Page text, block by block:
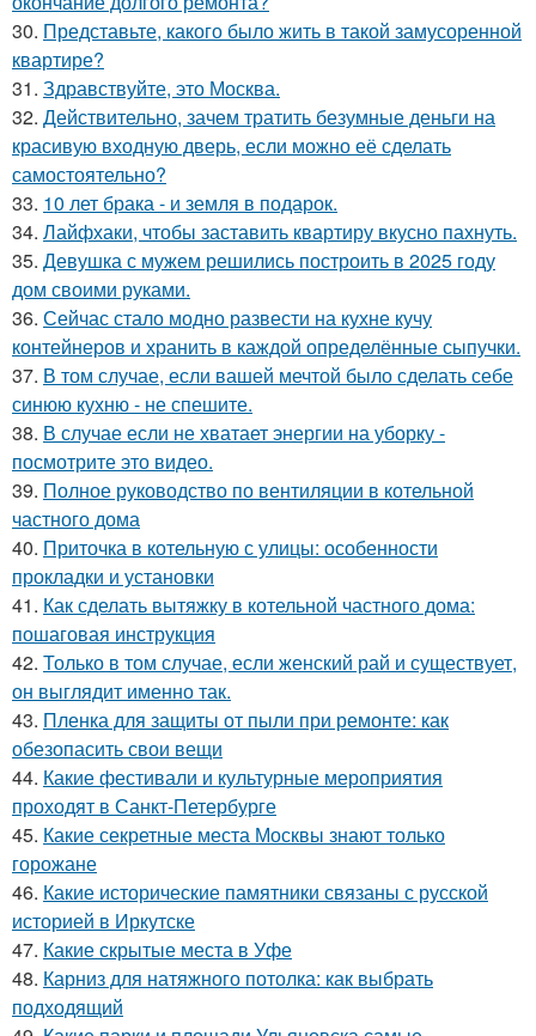
30. Представьте, какого было жить в такой замусоренной
квартире?
31. Здравствуйте, это Москва.
32. Действительно, зачем тратить безумные деньги на
красивую входную дверь, если можно её сделать
самостоятельно?
33. 10 лет брака - и земля в подарок.
34. Лайфхаки, чтобы заставить квартиру вкусно пахнуть.
35. Девушка с мужем решились построить в 2025 году
дом своими руками.
36. Сейчас стало модно развести на кухне кучу
контейнеров и хранить в каждой определённые сыпучки.
37. В том случае, если вашей мечтой было сделать себе
синюю кухню - не спешите.
38. В случае если не хватает энергии на уборку -
посмотрите это видео.
39. Полное руководство по вентиляции в котельной
частного дома
40. Приточка в котельную с улицы: особенности
прокладки и установки
41. Как сделать вытяжку в котельной частного дома:
пошаговая инструкция
42. Только в том случае, если женский рай и существует,
он выглядит именно так.
43. Пленка для защиты от пыли при ремонте: как
обезопасить свои вещи
44. Какие фестивали и культурные мероприятия
проходят в Санкт-Петербурге
45. Какие секретные места Москвы знают только
горожане
46. Какие исторические памятники связаны с русской
историей в Иркутске
47. Какие скрытые места в Уфе
48. Карниз для натяжного потолка: как выбрать
подходящий